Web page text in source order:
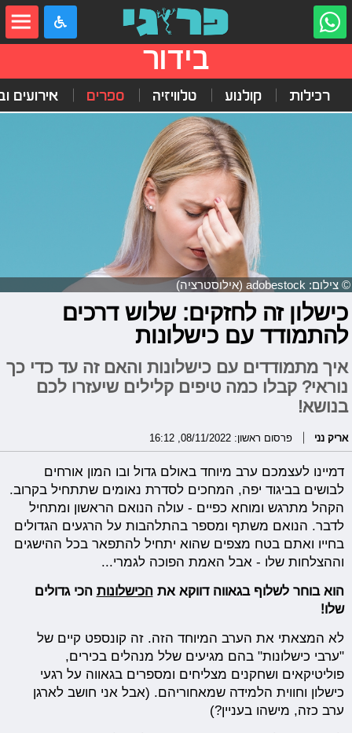
בידור
רכילות קולנוע טלוויזיה ספרים אירועים
© צילום: adobestock (אילוסטרציה)
כישלון זה לחזקים: שלוש דרכים
להתמודד עם כישלונות
איך מתמודדים עם כישלונות והאם זה עד כדי כך
נוראי? קבלו כמה טיפים קלילים שיעזרו לכם
בנושא!
אריק נני פרסום ראשון: 08/11/2022, 16:12
דמיינו לעצמכם ערב מיוחד באולם גדול ובו המון אורחים
לבושים בביגוד יפה, המחכים לסדרת נאומים שתתחיל בקרוב.
הקהל מתרגש ומוחא כפיים - עולה הנואם הראשון ומתחיל
לדבר. הנואם משתף ומספר בהתלהבות על הרגעים הגדולים
בחייו ואתם בטח מצפים שהוא יתחיל להתפאר בכל ההישגים
וההצלחות שלו - אבל האמת הפוכה לגמרי...
הוא בוחר לשלוף בגאווה דווקא אתהכישלונות הכי גדולים
שלו!
לא המצאתי את הערב המיוחד הזה. זה קונספט קיים של
"ערבי כישלונות" בהם מגיעים שלל מנהלים בכירים,
פוליטיקאים ושחקנים מצליחים ומספרים בגאווה על רגעי
כישלון וחווית הלמידה שמאחוריהם. (אבל אני חושב לארגן
ערב כזה, מישהו בעניין?)